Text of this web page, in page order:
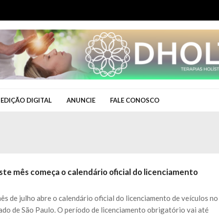
EDIÇÃO DIGITAL ANUNCIE FALE CONOSCO
mês começa o calendário oficial do licenciamento
de julho abre o calendário oficial do licenciamento de veículos no
de São Paulo. O período de licenciamento obrigatório vai até